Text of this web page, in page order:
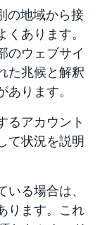
の地域から接
あります。
のウェブサイ
た兆候と解釈
ります。
るアカウント
て状況を説明
る場合は、
ります。これ